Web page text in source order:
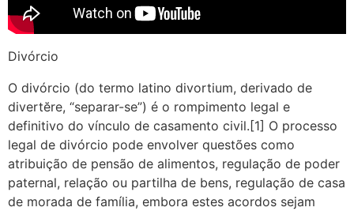
Divórcio
O divórcio (do termo latino divortium, derivado de
divertĕre, “separar-se”) é o rompimento legal e
definitivo do vínculo de casamento civil.[1] O processo
legal de divórcio pode envolver questões como
atribuição de pensão de alimentos, regulação de poder
paternal, relação ou partilha de bens, regulação de casa
de morada de família, embora estes acordos sejam